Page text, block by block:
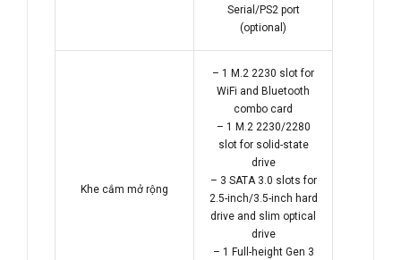
Serial/PS2 port
(optional)
Khe cắm mở rộng
– 1 M.2 2230 slot for
WiFi and Bluetooth
combo card
– 1 M.2 2230/2280
slot for solid-state
drive
– 3 SATA 3.0 slots for
2.5-inch/3.5-inch hard
drive and slim optical
drive
– 1 Full-height Gen 3